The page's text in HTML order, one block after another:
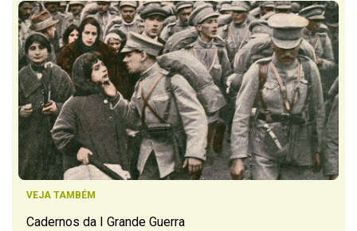
VEJA TAMBÉM
Cadernos da I Grande Guerra